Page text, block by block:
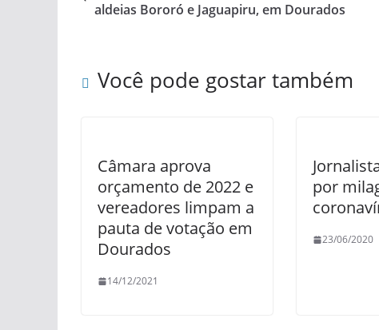
aldeias Bororó e Jaguapiru, em Dourados
Você pode gostar também
Câmara aprova
orçamento de 2022 e
vereadores limpam a
pauta de votação em
Dourados
14/12/2021
por
23/06/2020